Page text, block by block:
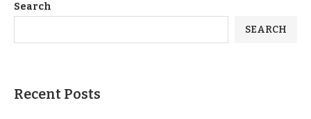
Search
SEARCH
Recent Posts